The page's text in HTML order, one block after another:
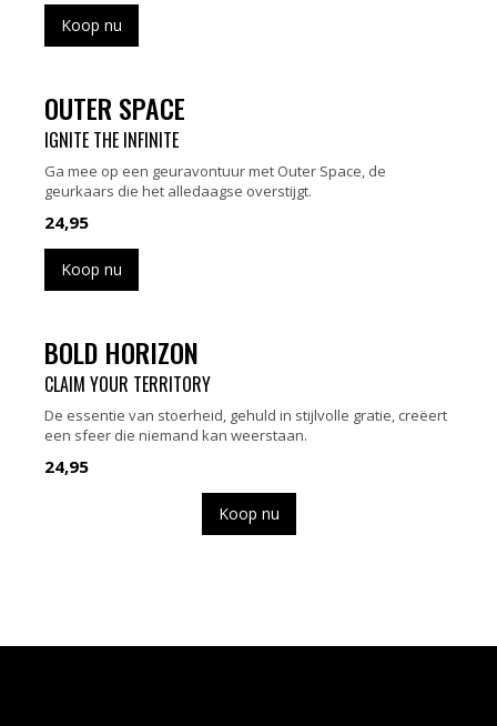
Koop nu
OUTER SPACE
IGNITE THE INFINITE
Ga mee op een geuravontuur met Outer Space, de
geurkaars die het alledaagse overstijgt.
24,95
Koop nu
BOLD HORIZON
CLAIM YOUR TERRITORY
De essentie van stoerheid, gehuld in stijlvolle gratie, creëert
een sfeer die niemand kan weerstaan.
24,95
Koop nu